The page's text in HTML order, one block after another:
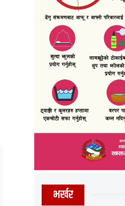
भर्खर